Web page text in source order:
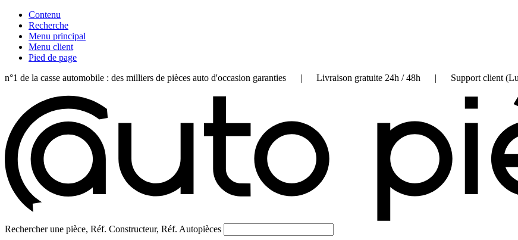
Contenu
Recherche
Menu principal
Menu client
Pied de page
n°1 de la casse automobile : des milliers de pièces auto d'occasion garanties | Livraison gratuite 24h / 48h | Support client
Rechercher une pièce, Réf. Constructeur, Réf. Autopièces